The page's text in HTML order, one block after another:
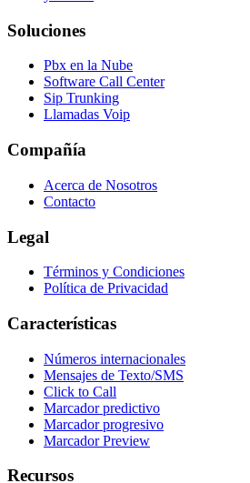
Soluciones
Pbx en la Nube
Software Call Center
Sip Trunking
Llamadas Voip
Compañía
Acerca de Nosotros
Contacto
Legal
Términos y Condiciones
Política de Privacidad
Características
Números internacionales
Mensajes de Texto/SMS
Click to Call
Marcador predictivo
Marcador progresivo
Marcador Preview
Recursos